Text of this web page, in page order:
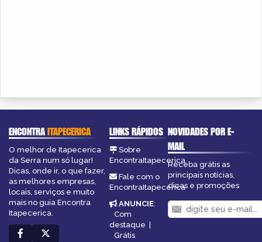
ENCONTRAITAPECERICA
O melhor de Itapecerica
da Serra num só lugar!
Dicas, onde ir, o que fazer,
as melhores empresas,
locais, serviços e muito
mais no guia Encontra
Itapecerica.
LINKS RÁPIDOS
Sobre
EncontraItapecerica
Fale com o
EncontraItapecerica
ANUNCIE:
Com
destaque |
Grátis
NOVIDADES POR E-
MAIL
Receba grátis as
principais notícias,
dicas e promoções